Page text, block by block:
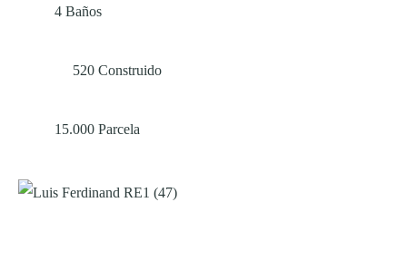
4 Baños
520 Construido
15.000 Parcela